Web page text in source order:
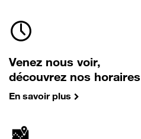
Venez nous voir,
découvrez nos horaires
En savoir plus